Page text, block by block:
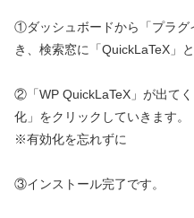
①ダッシュボードから「プラ
き、検索窓に「QuickLaTeX」
②「WP QuickLaTeX」が出て
化」をクリックしていきます。
※有効化を忘れずに
③インストール完了です。